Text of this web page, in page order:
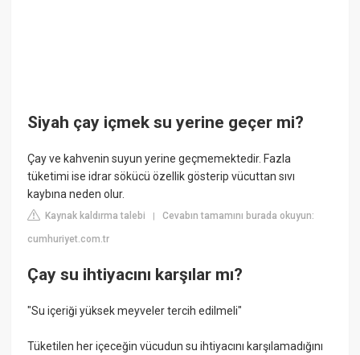
Siyah çay içmek su yerine geçer mi?
Çay ve kahvenin suyun yerine geçmemektedir. Fazla
tüketimi ise idrar sökücü özellik gösterip vücuttan sıvı
kaybına neden olur.
Kaynak kaldırma talebi |Cevabın tamamını burada okuyun:
cumhuriyet.com.tr
Çay su ihtiyacını karşılar mı?
"Su içeriği yüksek meyveler tercih edilmeli"
Tüketilen her içeceğin vücudun su ihtiyacını karşılamadığını